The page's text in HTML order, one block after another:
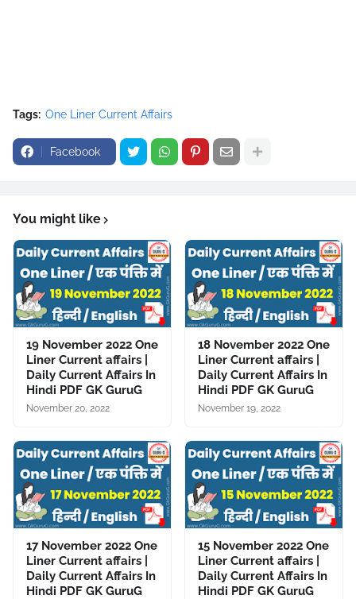
Tags: One Liner Current Affairs
Facebook
You might like
19 November 2022 One
Liner Current affairs |
Daily Current Affairs In
Hindi PDF GK GuruG
November 20, 2022
18 November 2022 One
Liner Current affairs |
Daily Current Affairs In
Hindi PDF GK GuruG
November 19, 2022
17 November 2022 One
Liner Current affairs |
Daily Current Affairs In
Hindi PDF GK GuruG
15 November 2022 One
Liner Current affairs |
Daily Current Affairs In
Hindi PDF GK GuruG